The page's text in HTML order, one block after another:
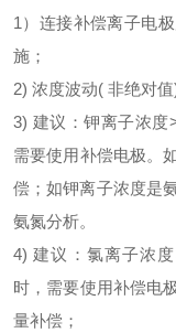
1）连接补偿离子电
施；
2) 浓度波动( 非绝对值
3) 建议：钾离子浓度
需要使用补偿电极。
偿；如钾离子浓度是
氨氮分析。
4)建议：氯离子浓度
时，需要使用补偿电
量补偿；